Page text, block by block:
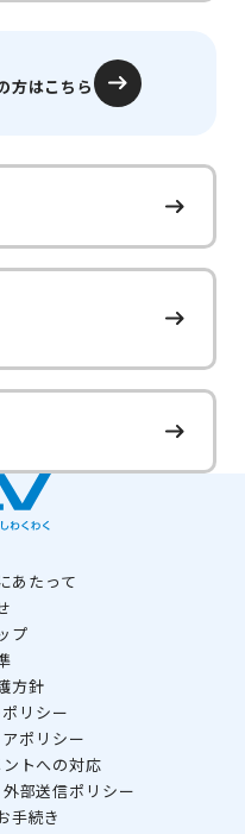
方はこちら
あたって
プ
方針
リシー
ポリシー
トへの対応
部送信ポリシー
手続き